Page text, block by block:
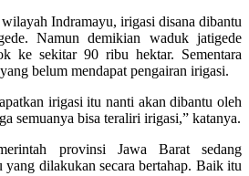
Indramayu, irigasi disana dibantu
Namun demikian waduk jatigede
ke sekitar 90 ribu hektar. Sementara
belum mendapat pengairan irigasi.
irigasi itu nanti akan dibantu oleh
semuanya bisa teraliri irigasi,” katanya.
provinsi Jawa Barat sedang
dilakukan secara bertahap. Baik itu